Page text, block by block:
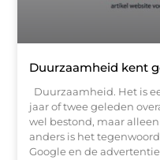
Duurzaamheid kent
Duurzaamheid. Het is
jaar of twee geleden
wel bestond, maar
anders is het
Google en de